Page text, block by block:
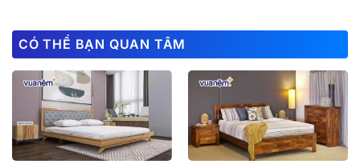
CÓ THỂ BẠN QUAN TÂM